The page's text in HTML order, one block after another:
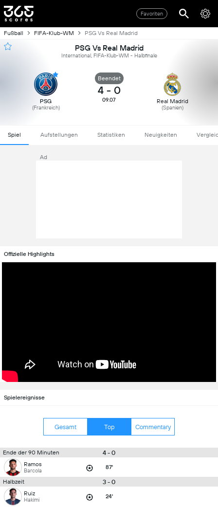
Favoriten
Fußball FIFA-Klub-WM PSG Vs Real Madrid
PSG Vs Real Madrid
International, FIFA-Klub-WM - Halbfinale
PSG
(Frankreich)
Beendet
4 - 0
09.07 Real Madrid
(Spanien)
Spiel Aufstellungen Statistiken Neuigkeiten
Ad
Offizielle Highlights
Spielereignisse
Gesamt Top Commentary
Ende der 90 Minuten 4 - 0
Ramos
Barcola 87'
Halbzeit 3 - 0
Ruiz
Hakimi 24'